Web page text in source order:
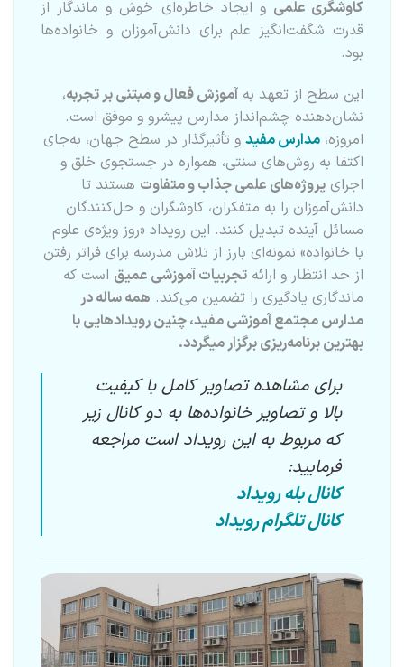
کاوشگری علمی و ایجاد خاطره‌ای خوش و ماندگار از
قدرت شگفت‌انگیز علم برای دانش‌آموزان و خانواده‌ها
بود.
این سطح از تعهد به آموزش فعال و مبتنی بر تجربه،
نشان‌دهنده چشم‌انداز مدارس پیشرو و موفق است.
امروزه، مدارس مفید و تأثیرگذار در سطح جهان، به‌جای
اکتفا به روش‌های سنتی، همواره در جستجوی خلق و
اجرای پروژه‌های علمی جذاب و متفاوت هستند تا
دانش‌آموزان را به متفکران، کاوشگران و حل‌کنندگان
مسائل آینده تبدیل کنند. این رویداد «روز ویژه‌ی علوم
با خانواده» نمونه‌ای بارز از تلاش مدرسه برای فراتر رفتن
از حد انتظار و ارائه تجربیات آموزشی عمیق است که
ماندگاری یادگیری را تضمین می‌کند. همه ساله در
مدارس مجتمع آموزشی مفید، چنین رویدادهایی با
بهترین برنامه‌ریزی برگزار میگردد.
برای مشاهده تصاویر کامل با کیفیت
بالا و تصاویر خانواده‌ها به دو کانال زیر
که مربوط به این رویداد است مراجعه
فرمایید:
کانال بله رویداد
کانال تلگرام رویداد